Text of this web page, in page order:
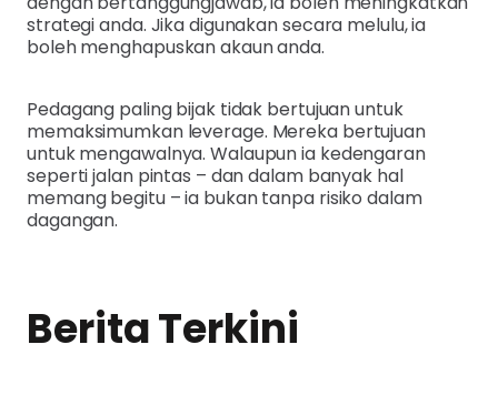
strategi anda. Jika digunakan secara melulu, ia
boleh menghapuskan akaun anda.
Pedagang paling bijak tidak bertujuan untuk
memaksimumkan leverage. Mereka bertujuan
untuk mengawalnya. Walaupun ia kedengaran
seperti jalan pintas – dan dalam banyak hal
memang begitu – ia bukan tanpa risiko dalam
dagangan.
Berita Terkini